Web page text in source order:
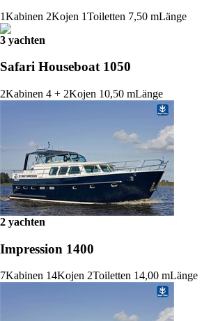
1Kabinen 2Kojen 1Toiletten 7,50 mLänge
3 yachten
Safari Houseboat 1050
2Kabinen 4 + 2Kojen 10,50 mLänge
2 yachten
Impression 1400
7Kabinen 14Kojen 2Toiletten 14,00 mLänge